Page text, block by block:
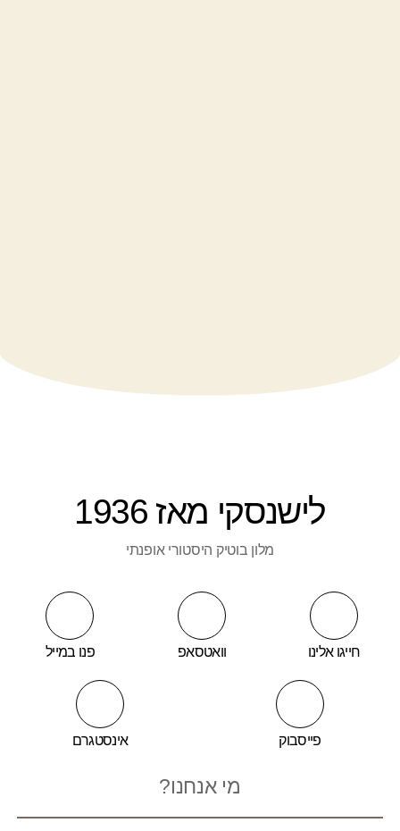
לישנסקי מאז 1936
מלון בוטיק היסטורי אופנתי
חייגו אלינו וואטסאפ פנו במייל
פייסבוק אינסטגרם
מי אנחנו?